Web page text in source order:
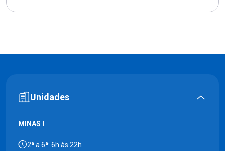
Unidades
MINAS I
2ª a 6ª: 6h às 22h